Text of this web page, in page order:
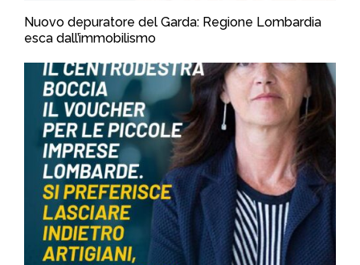
Nuovo depuratore del Garda: Regione Lombardia
esca dall’immobilismo